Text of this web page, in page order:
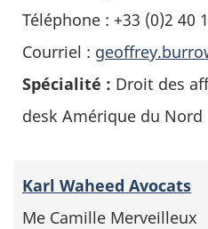
Téléphone : +33 (0)2 40
Courriel :
Spécialité : Droit des
desk Amérique du Nord
Karl Waheed Avocats
Me Camille Merveilleux